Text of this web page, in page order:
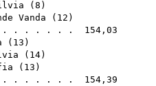
( 8 )
Vanda ( 12 )
. . . . . . . 154,03
( 13 )
( 14)
( 13 )
. . . . . . 154,39